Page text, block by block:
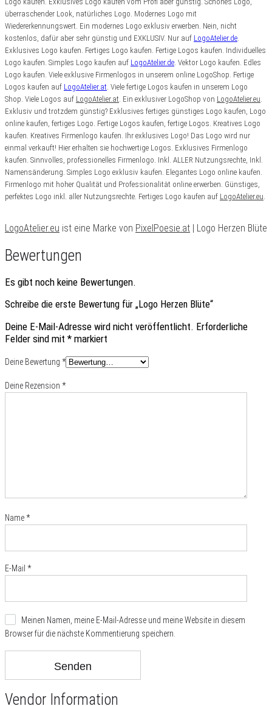
überraschender Look, natürliches Logo. Modernes Logo mit
Wiedererkennungswert. Ein modernes Logo exklusiv erwerben. Nein, nicht
kostenlos, dafür aber sehr günstig und EXKLUSIV. Nur auf LogoAtelier.de.
Exklusives Logo kaufen. Fertiges Logo kaufen. Fertige Logos kaufen. Individuelles
Logo kaufen. Simples Logo kaufen auf LogoAtelier.de. Vektor Logo kaufen. Edles
Logo kaufen. Viele exklusive Firmenlogos in unserem online LogoShop. Fertige
Logos kaufen auf LogoAtelier.at. Viele fertige Logos kaufen in unserem Logo
Shop. Viele Logos auf LogoAtelier.at. Ein exklusiver LogoShop von LogoAtelier.eu.
Exklusiv und trotzdem günstig? Exklusives fertiges günstiges Logo kaufen, Logo
online kaufen, fertiges Logo. Fertige Logos kaufen, fertige Logos. Kreatives Logo
kaufen. Kreatives Firmenlogo kaufen. Ihr exklusives Logo! Das Logo wird nur
einmal verkauft! Hier erhalten sie hochwertige Logos. Exklusives Firmenlogo
kaufen. Sinnvolles, professionelles Firmenlogo. Inkl. ALLER Nutzungsrechte, Inkl.
Namensänderung. Simples Logo exklusiv kaufen. Elegantes Logo online kaufen.
Firmenlogo mit hoher Qualität und Professionalität online erwerben. Günstiges,
perfektes Logo inkl. aller Nutzungsrechte. Fertiges Logo kaufen auf LogoAtelier.eu.
LogoAtelier.eu ist eine Marke von PixelPoesie.at | Logo Herzen Blüte
Bewertungen
Es gibt noch keine Bewertungen.
Schreibe die erste Bewertung für „Logo Herzen Blüte“
Deine E-Mail-Adresse wird nicht veröffentlicht. Erforderliche
Felder sind mit * markiert
Deine Bewertung *
Deine Rezension *
Name*
E-Mail *
Meinen Namen, meine E-Mail-Adresse und meine Website in diesem
Browser für die nächste Kommentierung speichern.
Vendor Information